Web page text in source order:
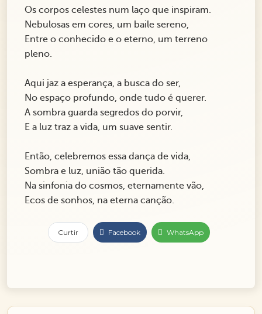
Os corpos celestes num laço que inspiram.
Nebulosas em cores, um baile sereno,
Entre o conhecido e o eterno, um terreno
pleno.
Aqui jaz a esperança, a busca do ser,
No espaço profundo, onde tudo é querer.
A sombra guarda segredos do porvir,
E a luz traz a vida, um suave sentir.
Então, celebremos essa dança de vida,
Sombra e luz, união tão querida.
Na sinfonia do cosmos, eternamente vão,
Ecos de sonhos, na eterna canção.
Curtir Facebook WhatsApp